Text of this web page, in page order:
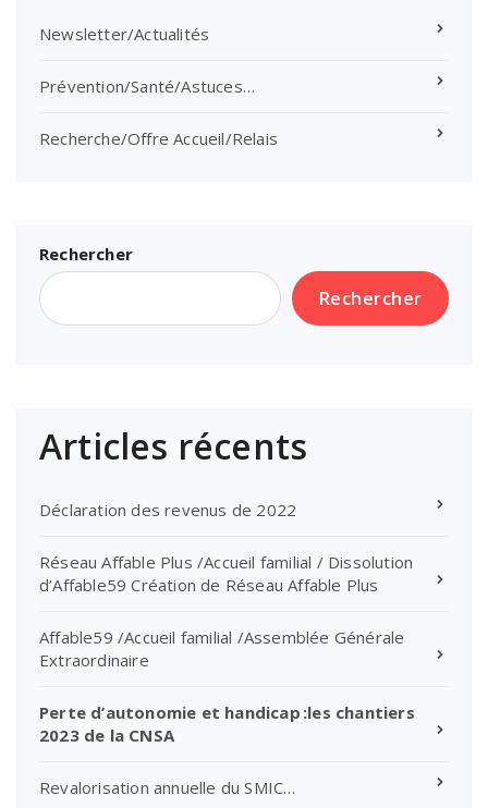
Newsletter/Actualités
Prévention/Santé/Astuces…
Recherche/Offre Accueil/Relais
Rechercher
Rechercher
Articles récents
Déclaration des revenus de 2022
Réseau Affable Plus /Accueil familial / Dissolution
d’Affable59 Création de Réseau Affable Plus
Affable59 /Accueil familial /Assemblée Générale
Extraordinaire
Perte d’autonomie et handicap :les chantiers
2023 de la CNSA
Revalorisation annuelle du SMIC…